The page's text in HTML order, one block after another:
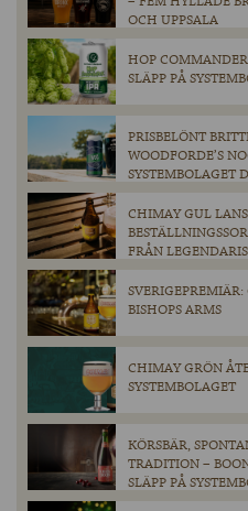
OCH UPPSALA
HOP
SLÄPP PÅ
PRISBELÖNT
WOODFORDE’S
SYSTEMBOLAGET
CHIMAY GUL
FRÅN
BISHOPS ARMS
CHIMAY GRÖN
SYSTEMBOLAGET
KÖRSBÄR,
TRADITION –
SLÄPP PÅ